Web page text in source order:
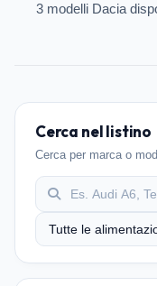
3 modelli Dacia
Cerca nel listino
Cerca per marca o